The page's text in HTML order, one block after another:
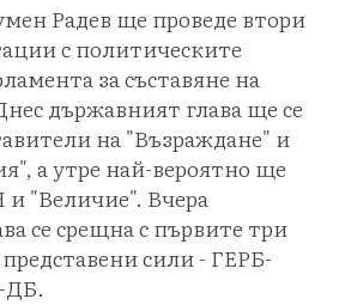
Радев ще проведе втори
с политическите
за съставяне на
държавният глава ще се
на "Възраждане" и
а утре най-вероятно ще
и "Величие". Вчера
се срещна с първите три
сили - ГЕРБ-